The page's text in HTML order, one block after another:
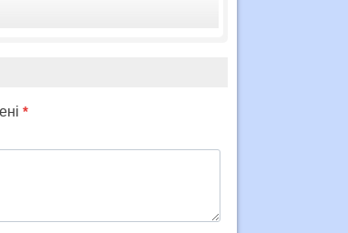
*